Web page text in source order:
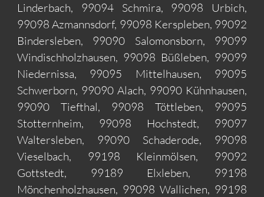
Linderbach, 99094 Schmira, 99098 Urbich,
99098 Azmannsdorf, 99098 Kerspleben, 99092
Bindersleben, 99090 Salomonsborn, 99099
Windischholzhausen, 99098 Büßleben, 99099
Niedernissa, 99095 Mittelhausen, 99095
Schwerborn, 99090 Alach, 99090 Kühnhausen,
99090 Tiefthal, 99098 Töttleben, 99095
Stotternheim, 99098 Hochstedt, 99097
Waltersleben, 99090 Schaderode, 99098
Vieselbach, 99198 Kleinmölsen, 99092
Gottstedt, 99189 Elxleben, 99198
Mönchenholzhausen, 99098 Wallichen, 99198